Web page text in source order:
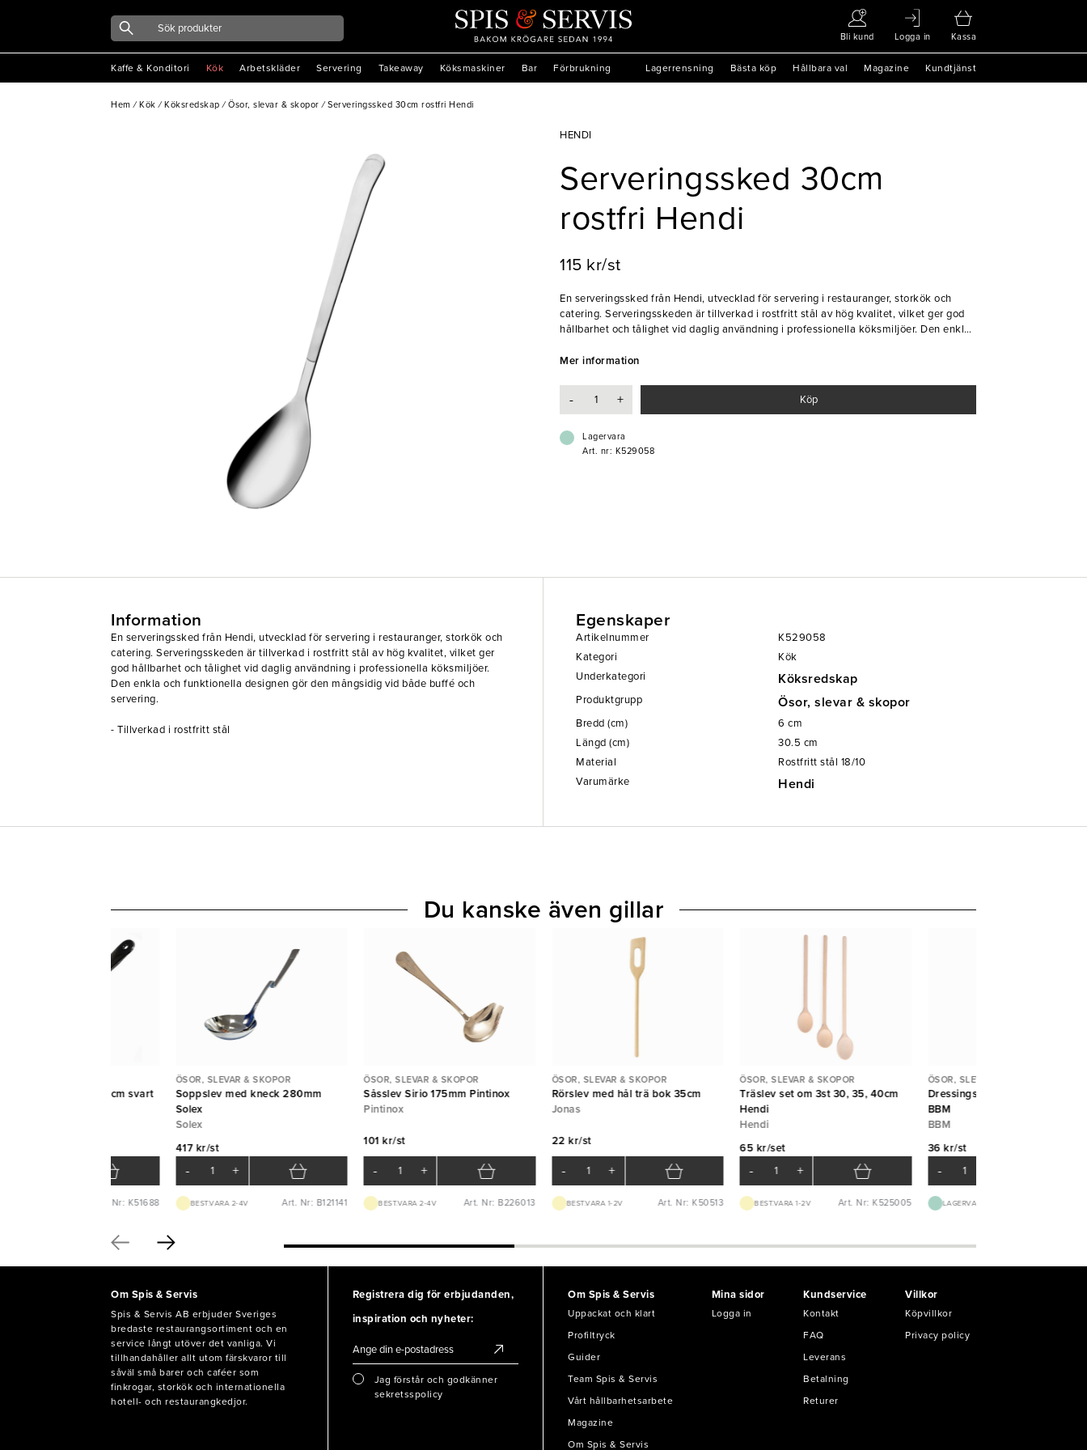
Bli kund Logga in Kassa
Kaffe & Konditori Kök Arbetskläder Servering Takeaway Köksmaskiner Bar Förbrukning Lagerrensning Bästa köp Hållbara val Magazine Kundtjänst
Hem / Kök / Köksredskap / Ösor, slevar & skopor / Serveringssked 30cm rostfri Hendi
HENDI
Serveringssked 30cm
rostfri Hendi
115 kr/st
En serveringssked från Hendi, utvecklad för servering i restauranger, storkök och
catering. Serveringsskeden är tillverkad i rostfritt stål av hög kvalitet, vilket ger god
hållbarhet och tålighet vid daglig användning i professionella köksmiljöer. Den enkla
Mer information
- + Köp
Lagervara
Art. nr: K529058
Information
En serveringssked från Hendi, utvecklad för servering i restauranger, storkök och
catering. Serveringsskeden är tillverkad i rostfritt stål av hög kvalitet, vilket ger
god hållbarhet och tålighet vid daglig användning i professionella köksmiljöer.
Den enkla och funktionella designen gör den mångsidig vid både buffé och
servering.
- Tillverkad i rostfritt stål
Egenskaper
Artikelnummer
K529058
Kategori
Kök
Underkategori
Köksredskap
Produktgrupp Ösor, slevar & skopor
Bredd (cm) 6 cm
Längd (cm)
30.5 cm
Material
Rostfritt stål 18/10
Varumärke
Hendi
plast 28cm svart
Art. Nr: K51688
ÖSOR, SLEVAR & SKOPOR
Soppslev med kneck 280mm
Solex
Solex
417 kr/st
- +
BEST.VARA 2-4V Art. Nr: B121141
ÖSOR, SLEVAR & SKOPOR
Såsslev Sirio 175mm Pintinox
Pintinox
101 kr/st
- +
BEST.VARA 2-4V Art. Nr: B226013
ÖSOR, SLEVAR & SKOPOR
Rörslev med hål trä bok 35cm
Jonas
22 kr/st
- +
BEST.VARA 1-2V Art. Nr: K50513
ÖSOR, SLEVAR & SKOPOR
Träslev set om 3st 30, 35, 40cm
Hendi
Hendi
65 kr/set
- +
BEST.VARA 1-2V Art. Nr: K525005
ÖSOR, SLEVAR & SKOPOR
Dressingslev Captain 5cl
BBM
BBM
36 kr/st
-
LAGERVARA
Du kanske även gillar
Om Spis & Servis
Spis & Servis AB erbjuder Sveriges
bredaste restaurangsortiment och en
service långt utöver det vanliga. Vi
tillhandahåller allt utom färskvaror till
såväl små barer och caféer som
finkrogar, storkök och internationella
hotell- och restaurangkedjor.
Registrera dig för erbjudanden,
inspiration och nyheter:
Jag förstår och godkänner
sekretsspolicy
Om Spis & Servis
Uppackat och klart
Profiltryck
Guider
Team Spis & Servis
Vårt hållbarhetsarbete
Magazine
Om Spis & Servis
Mina sidor
Logga in
Kundservice
Kontakt
FAQ
Leverans
Betalning
Returer
Villkor
Köpvillkor
Privacy policy